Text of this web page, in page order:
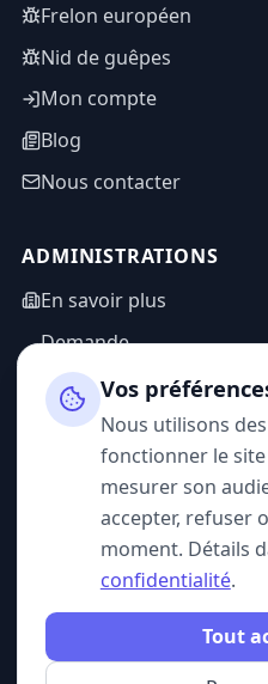
Frelon européen
Nid de guêpes
Mon compte
Blog
Nous contacter
ADMINISTRATIONS
En savoir plus
Demande
d'information
Espace admin
SUIVEZ-NOUS
Vos
Nous utilisons
fonctionner le
mesurer son
accepter, refuser
moment. Détails
confidentialité.
Tout